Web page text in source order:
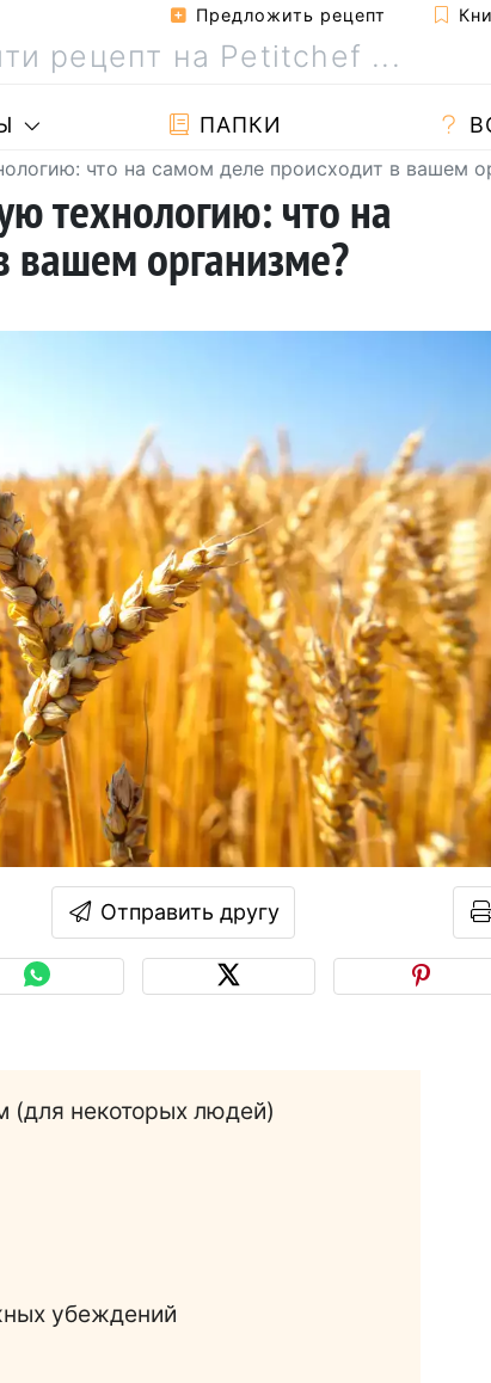
Предложить рецепт
ПАПКИ
что на самом деле происходит в вашем
технологию: что на
вашем организме?
Отправить другу
некоторых людей)
убеждений